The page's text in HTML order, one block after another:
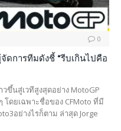
0
การทีมดังชี้ “รีบเกินไปคือ
ขึ้นสู่เวทีสูงสุดอย่าง MotoGP
โดยเฉพาะชื่อของ CFMoto ที่มี
อย่างไรก็ตาม ล่าสุด Jorge